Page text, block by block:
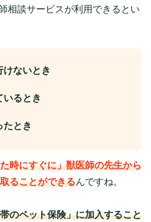
相談サービスが利用できるとい
けないとき
いるとき
たとき
時にすぐに」獣医師の先生から
ることができるんですね。
のペット保険」に加入すること